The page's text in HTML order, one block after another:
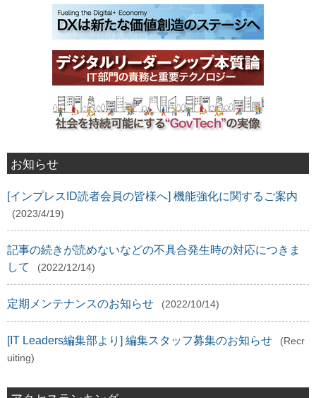
お知らせ
[インプレスID読者会員の皆様へ] 機能強化に関するご案内
(2023/4/19)
記事の続きが読めないなどの不具合発生時の対応につきま
して
(2022/12/14)
定期メンテナンスのお知らせ (2022/10/14)
[IT Leaders編集部より] 編集スタッフ募集のお知らせ
(Recr
uiting)